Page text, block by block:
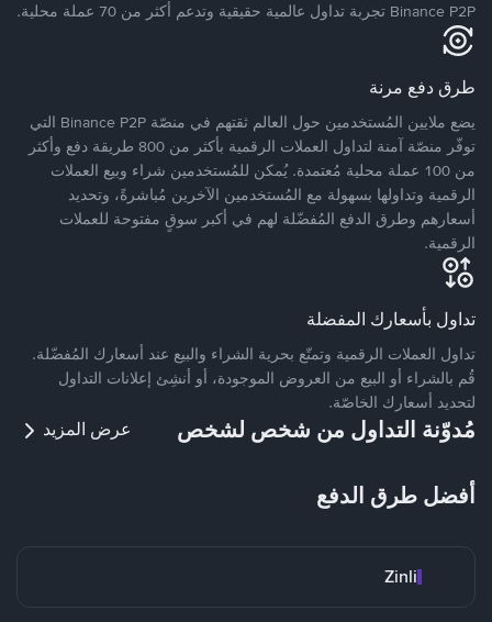
Binance P2P تجربة تداول عالمية حقيقية وتدعم أكثر من 70 عملة محلية.
طرق دفع مرنة
يضع ملايين المُستخدمين حول العالم ثقتهم في منصّة Binance P2P التي
توفّر منصّة آمنة لتداول العملات الرقمية بأكثر من 800 طريقة دفع وأكثر
من 100 عملة محلية مُعتمدة. يُمكن للمُستخدمين شراء وبيع العملات
الرقمية وتداولها بسهولة مع المُستخدمين الآخرين مُباشرةً، وتحديد
أسعارهم وطرق الدفع المُفضّلة لهم في أكبر سوقٍ مفتوحة للعملات
الرقمية.
تداول بأسعارك المفضلة
تداول العملات الرقمية وتمتّع بحرية الشراء والبيع عند أسعارك المُفضّلة.
قُم بالشراء أو البيع من العروض الموجودة، أو أنشِئ إعلانات التداول
لتحديد أسعارك الخاصّة.
مُدوّنة التداول من شخص لشخص عرض المزيد
أفضل طرق الدفع
Zinli